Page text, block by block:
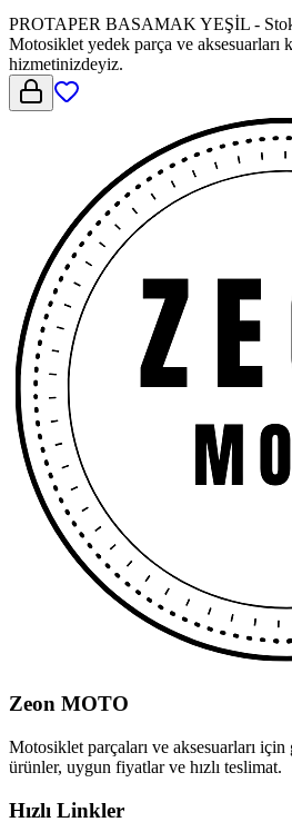
PROTAPER BASAMAK YEŞİL -
Motosiklet yedek parça ve aksesuarları
hizmetinizdeyiz.
Zeon MOTO
Motosiklet parçaları ve aksesuarları
ürünler, uygun fiyatlar ve hızlı teslimat.
Hızlı Linkler